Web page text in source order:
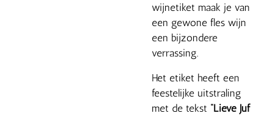
wijnetiket maak je van
een gewone fles wijn
een bijzondere
verrassing.
Het etiket heeft een
feestelijke uitstraling
met de tekst “Lieve Juf